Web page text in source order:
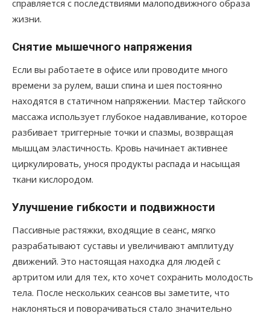
справляется с последствиями малоподвижного образа
жизни.
Снятие мышечного напряжения
Если вы работаете в офисе или проводите много
времени за рулем, ваши спина и шея постоянно
находятся в статичном напряжении. Мастер тайского
массажа использует глубокое надавливание, которое
разбивает триггерные точки и спазмы, возвращая
мышцам эластичность. Кровь начинает активнее
циркулировать, унося продукты распада и насыщая
ткани кислородом.
Улучшение гибкости и подвижности
Пассивные растяжки, входящие в сеанс, мягко
разрабатывают суставы и увеличивают амплитуду
движений. Это настоящая находка для людей с
артритом или для тех, кто хочет сохранить молодость
тела. После нескольких сеансов вы заметите, что
наклоняться и поворачиваться стало значительно